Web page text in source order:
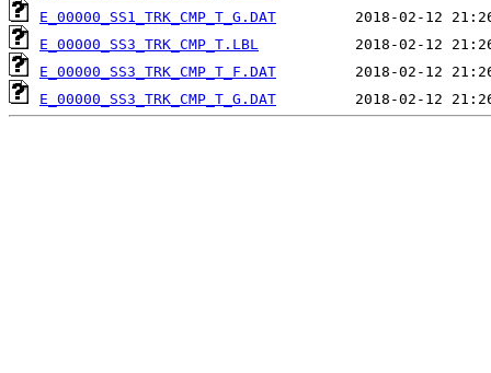
E_00000_SS1_TRK_CMP_T_G.DAT
E_00000_SS3_TRK_CMP_T.LBL
E_00000_SS3_TRK_CMP_T_F.DAT
E_00000_SS3_TRK_CMP_T_G.DAT